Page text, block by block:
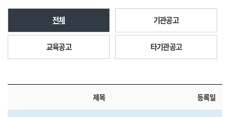
전체 기관공고
교육공고 타기관공고
제목 등록일